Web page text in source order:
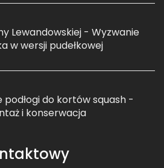
Lewandowskiej - Wyzwanie
w wersji pudełkowej
podłogi do kortów squash -
i konserwacja